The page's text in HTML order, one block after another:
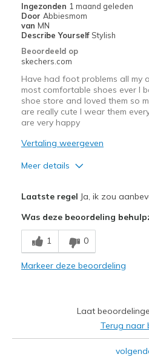
Width
Sizing
Feels half
View On Shoes
Ingezonden 1 maand geleden
Door Abbiesmom
van MN
Describe Yourself Stylish
Beoordeeld op
skechers.com
Have had foot problems all my
most comfortable shoes ever I
shoe store and loved them so
are really cute I wear them
are very happy
Vertaling weergeven
Meer details
Attractive Design
Comfortable
Travel
Laatste regel Ja, ik zou
Was deze beoordeling
1 0
Markeer deze beoordeling
Laat
Terug naar